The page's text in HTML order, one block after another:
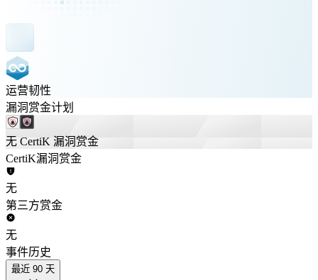
运营韧性
漏洞赏金计划
无 CertiK 漏洞赏金
CertiK漏洞赏金
无
第三方赏金
无
事件历史
最近 90 天